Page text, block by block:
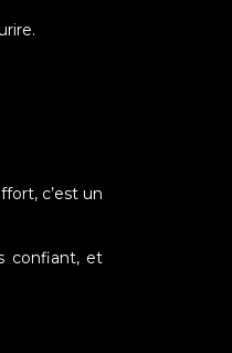
c’est un
confiant, et